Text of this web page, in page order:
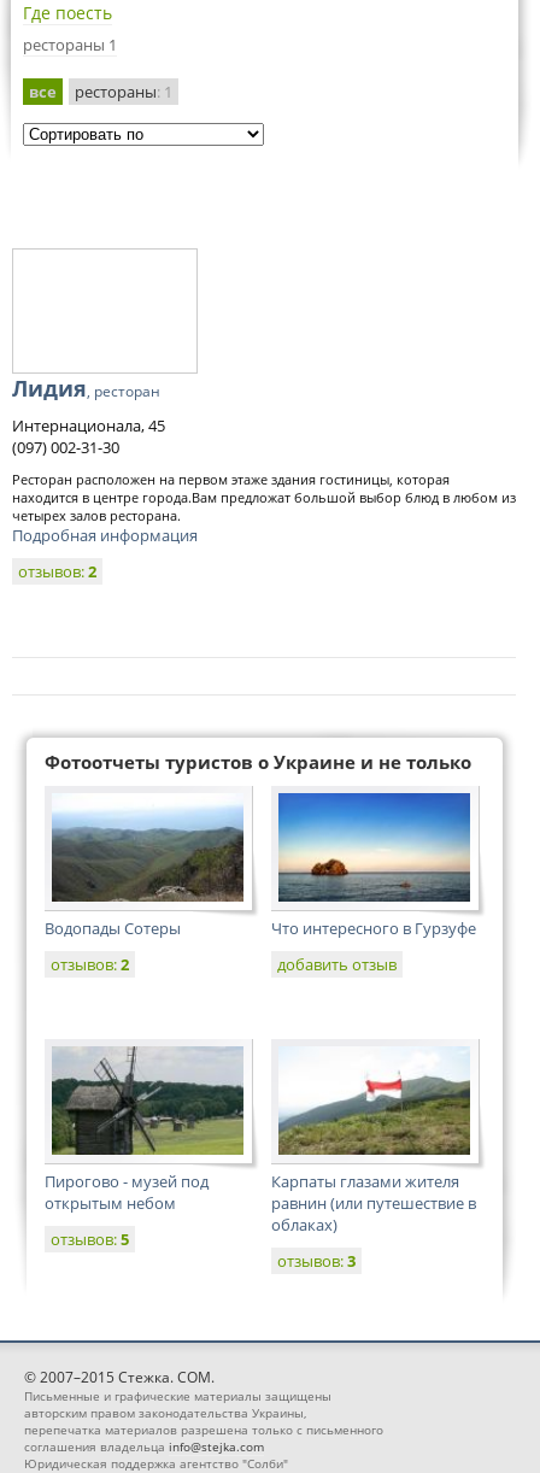
Где поесть
рестораны 1
все рестораны: 1
Лидия, ресторан
Интернационала, 45
(097) 002-31-30
Ресторан расположен на первом этаже здания гостиницы, которая
находится в центре города.Вам предложат большой выбор блюд в любом из
четырех залов ресторана.
Подробная информация
отзывов:2
Фотоотчеты туристов о Украине и не только
Водопады Сотеры
отзывов:2
Что интересного в Гурзуфе
добавить отзыв
Пирогово - музей под
открытым небом
отзывов:5
Карпаты глазами жителя
равнин (или путешествие в
облаках)
отзывов:3
© 2007–2015 Стежка. COM.
Письменные и графические материалы защищены
авторским правом законодательства Украины,
перепечатка материалов разрешена только с письменного
соглашения владельца info@stejka.com
Юридическая поддержка агентство "Солби"